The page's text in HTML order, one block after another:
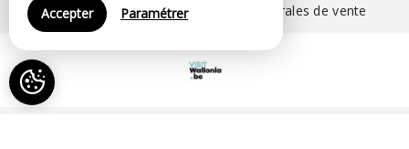
Accepter Paramétrer
Mentions légales | Conditions générales de vente